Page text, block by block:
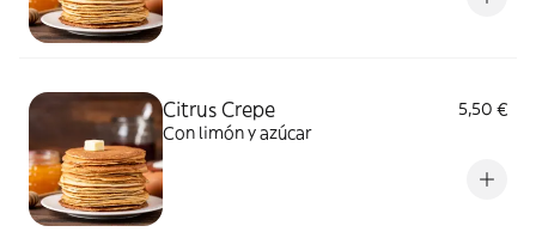
Citrus Crepe
5,50 €
Con limón y azúcar